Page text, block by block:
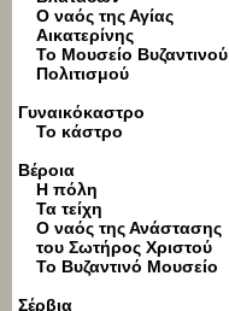
Ο ναός της Αγίας
Αικατερίνης
Το Μουσείο Βυζαντινού
Πολιτισμού
Γυναικόκαστρο
Το κάστρο
Βέροια
Η πόλη
Τα τείχη
Ο ναός της Ανάστασης
του Σωτήρος Χριστού
Το Βυζαντινό Μουσείο
Σέρβια